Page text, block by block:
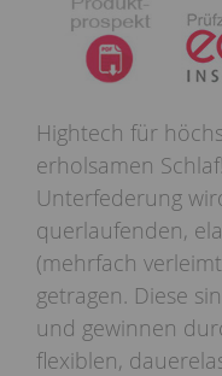
Hightech für
erholsamen
Unterfederung
querlaufenden,
(mehrfach
getragen. Diese
und gewinnen
flexiblen,